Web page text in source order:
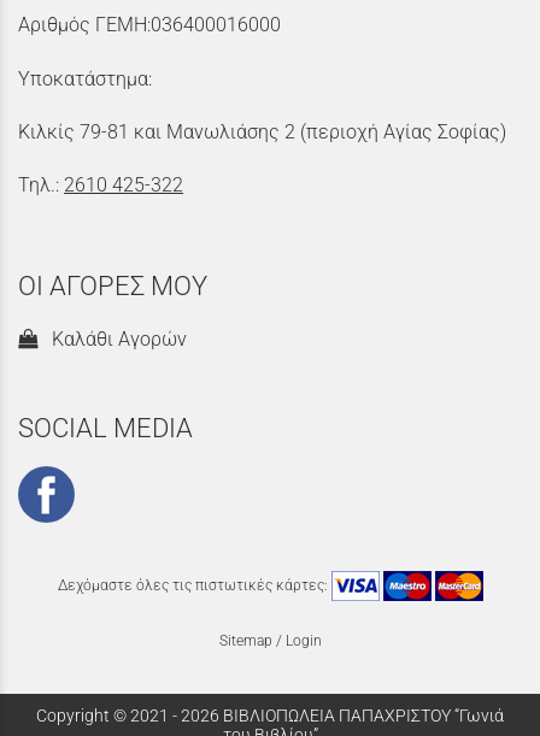
Αριθμός ΓΕΜΗ:036400016000
Υποκατάστημα:
Κιλκίς 79-81 και Μανωλιάσης 2 (περιοχή Αγίας Σοφίας)
Τηλ.: 2610 425-322
ΟΙ ΑΓΟΡΕΣ ΜΟΥ
Καλάθι Αγορών
SOCIAL MEDIA
Δεχόμαστε όλες τις πιστωτικές κάρτες:
Sitemap / Login
Copyright © 2021 - 2026 ΒΙΒΛΙΟΠΩΛΕΙΑ ΠΑΠΑΧΡΙΣΤΟΥ “Γωνιά